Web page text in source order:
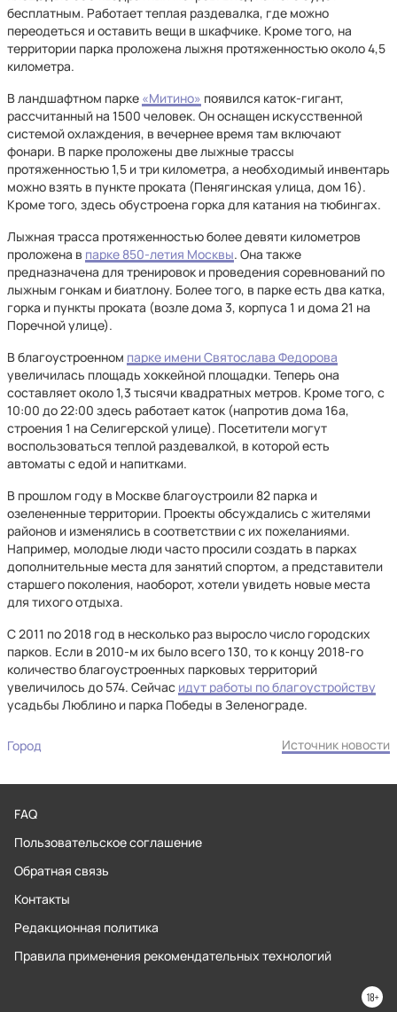
бесплатным. Работает теплая раздевалка, где можно
переодеться и оставить вещи в шкафчике. Кроме того, на
территории парка проложена лыжня протяженностью около 4,5
километра.
В ландшафтном парке «Митино» появился каток-гигант,
рассчитанный на 1500 человек. Он оснащен искусственной
системой охлаждения, в вечернее время там включают
фонари. В парке проложены две лыжные трассы
протяженностью 1,5 и три километра, а необходимый инвентарь
можно взять в пункте проката (Пенягинская улица, дом 16).
Кроме того, здесь обустроена горка для катания на тюбингах.
Лыжная трасса протяженностью более девяти километров
проложена в парке 850-летия Москвы. Она также
предназначена для тренировок и проведения соревнований по
лыжным гонкам и биатлону. Более того, в парке есть два катка,
горка и пункты проката (возле дома 3, корпуса 1 и дома 21 на
Поречной улице).
В благоустроенном парке имени Святослава Федорова
увеличилась площадь хоккейной площадки. Теперь она
составляет около 1,3 тысячи квадратных метров. Кроме того, с
10:00 до 22:00 здесь работает каток (напротив дома 16а,
строения 1 на Селигерской улице). Посетители могут
воспользоваться теплой раздевалкой, в которой есть
автоматы с едой и напитками.
В прошлом году в Москве благоустроили 82 парка и
озелененные территории. Проекты обсуждались с жителями
районов и изменялись в соответствии с их пожеланиями.
Например, молодые люди часто просили создать в парках
дополнительные места для занятий спортом, а представители
старшего поколения, наоборот, хотели увидеть новые места
для тихого отдыха.
С 2011 по 2018 год в несколько раз выросло число городских
парков. Если в 2010-м их было всего 130, то к концу 2018-го
количество благоустроенных парковых территорий
увеличилось до 574. Сейчас идут работы по благоустройству
усадьбы Люблино и парка Победы в Зеленограде.
Город Источник новости
FAQ
Пользовательское соглашение
Обратная связь
Контакты
Редакционная политика
Правила применения рекомендательных технологий